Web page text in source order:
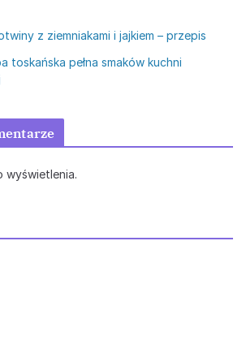
z ziemniakami i jajkiem – przepis
toskańska pełna smaków kuchni
wyświetlenia.